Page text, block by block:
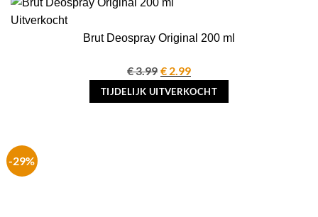
Uitverkocht
Brut Deospray Original 200 ml
€3.99 Oorspronkelijke
prijs
was:
€ 2.99Huidige
prijs
is:
TIJDELIJK UITVERKOCHT
-29%